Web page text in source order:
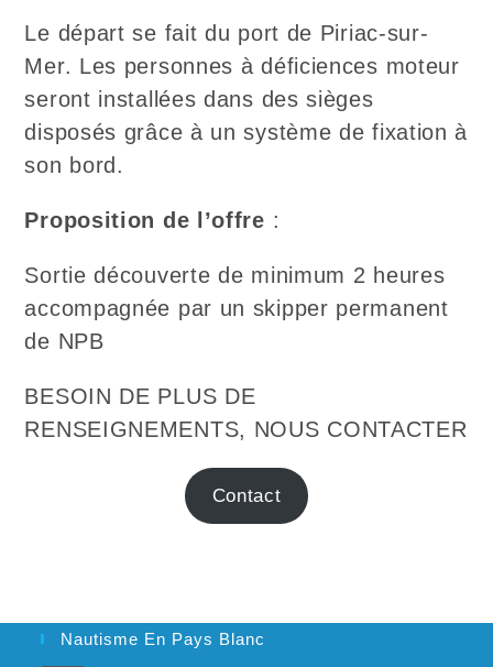
Le départ se fait du port de Piriac-sur-
Mer. Les personnes à déficiences moteur
seront installées dans des sièges
disposés grâce à un système de fixation à
son bord.
Proposition de l’offre :
Sortie découverte de minimum 2 heures
accompagnée par un skipper permanent
de NPB
BESOIN DE PLUS DE
RENSEIGNEMENTS, NOUS CONTACTER
Contact
Nautisme En Pays Blanc